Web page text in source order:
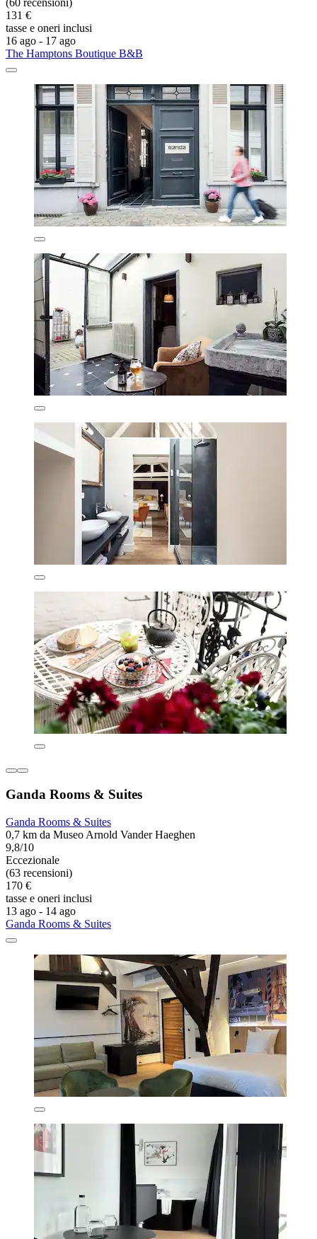
(60 recensioni)
131 €
tasse e oneri inclusi
16 ago - 17 ago
The Hamptons Boutique B&B
Ganda Rooms & Suites
Ganda Rooms & Suites
0,7 km da Museo Arnold Vander Haeghen
9,8/10
Eccezionale
(63 recensioni)
170 €
tasse e oneri inclusi
13 ago - 14 ago
Ganda Rooms & Suites